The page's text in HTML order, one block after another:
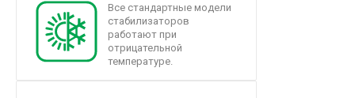
Все стандартные модели
стабилизаторов
работают при
отрицательной
температуре.